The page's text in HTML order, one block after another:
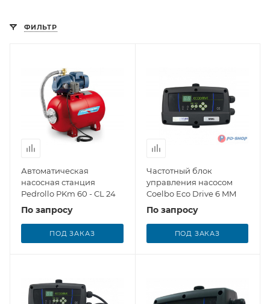
ФИЛЬТР
Автоматическая
насосная станция
Pedrollo PKm 60 - CL 24
По запросу
ПОД ЗАКАЗ
Частотный блок
управления насосом
Coelbo Eco Drive 6 MM
По запросу
ПОД ЗАКАЗ